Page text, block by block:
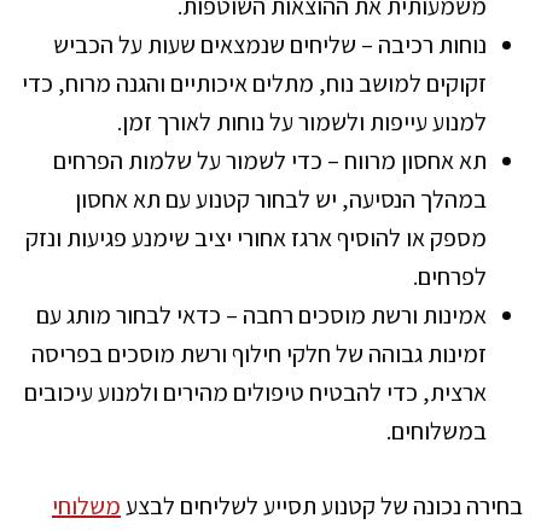
נוחות רכיבה – שליחים שנמצאים שעות על הכביש
זקוקים למושב נוח, מתלים איכותיים והגנה מרוח, כדי
למנוע עייפות ולשמור על נוחות לאורך זמן.
תא אחסון מרווח – כדי לשמור על שלמות הפרחים
במהלך הנסיעה, יש לבחור קטנוע עם תא אחסון
מספק או להוסיף ארגז אחורי יציב שימנע פגיעות ונזק
לפרחים.
אמינות ורשת מוסכים רחבה – כדאי לבחור מותג עם
זמינות גבוהה של חלקי חילוף ורשת מוסכים בפריסה
ארצית, כדי להבטיח טיפולים מהירים ולמנוע עיכובים
במשלוחים.
בחירה נכונה של קטנוע תסייע לשליחים לבצעמשלוחי